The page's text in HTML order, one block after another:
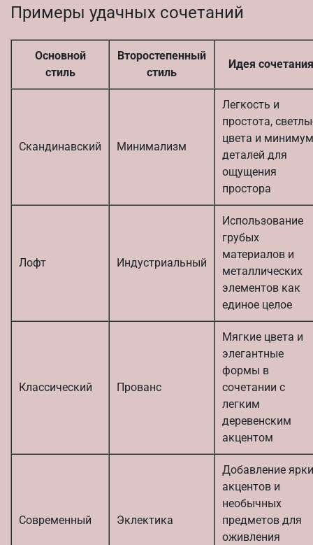
Примеры удачных сочетаний
Основной
стиль
Второстепенный
стиль
Идея сочетания
Скандинавский Минимализм
Легкость и
простота,
цвета и минимум
деталей для
ощущения
простора
Лофт Индустриальный
Использование
грубых
материалов и
металлических
элементов как
единое целое
Классический Прованс
Мягкие цвета и
элегантные
формы в
сочетании с
легким
деревенским
акцентом
Современный Эклектика
Добавление
акцентов и
необычных
предметов для
оживления